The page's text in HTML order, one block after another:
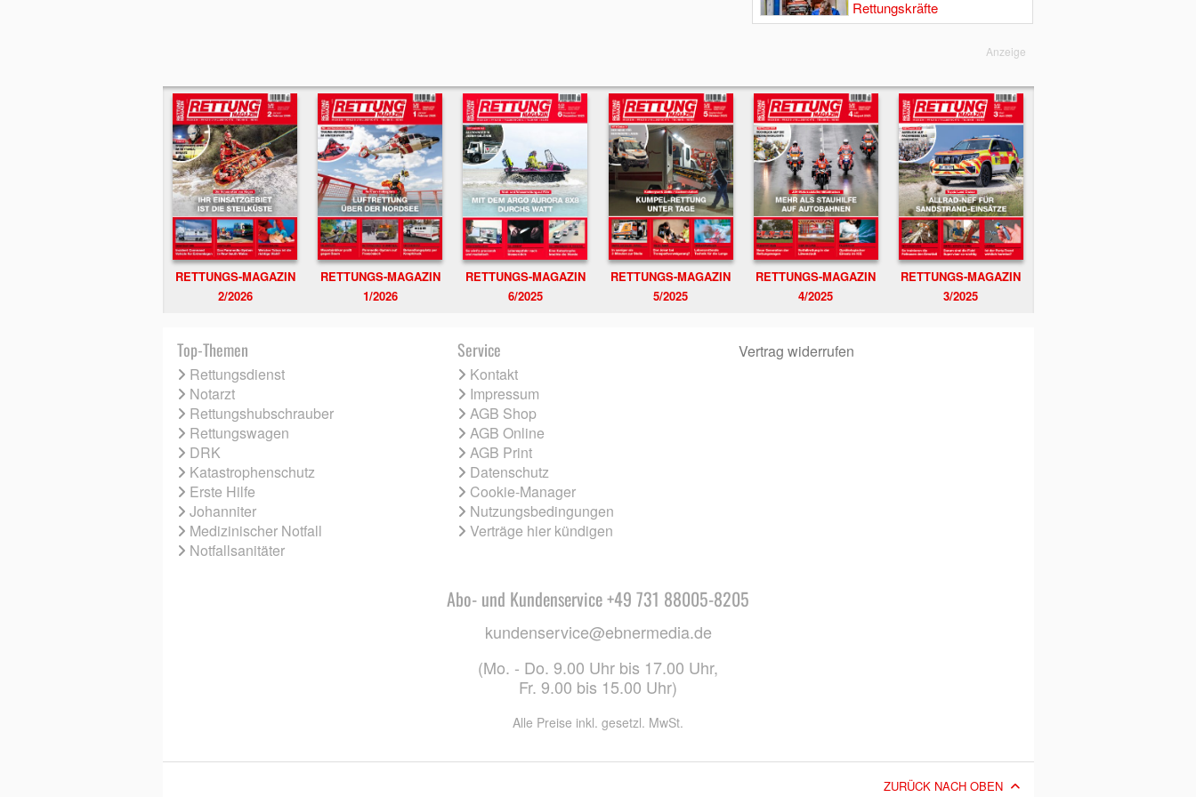
Rettungskräfte
Anzeige
RETTUNGS-MAGAZIN
2/2026
RETTUNGS-MAGAZIN
1/2026
RETTUNGS-MAGAZIN
6/2025
RETTUNGS-MAGAZIN
5/2025
RETTUNGS-MAGAZIN
4/2025
RETTUNGS-MAGAZIN
3/2025
Top-Themen
Rettungsdienst
Notarzt
Rettungshubschrauber
Rettungswagen
DRK
Katastrophenschutz
Erste Hilfe
Johanniter
Medizinischer Notfall
Notfallsanitäter
Service
Kontakt
Impressum
AGB Shop
AGB Online
AGB Print
Datenschutz
Cookie-Manager
Nutzungsbedingungen
Verträge hier kündigen
Vertrag widerrufen
Abo- und Kundenservice +49 731 88005-8205
kundenservice@ebnermedia.de
(Mo. - Do. 9.00 Uhr bis 17.00 Uhr,
Fr. 9.00 bis 15.00 Uhr)
Alle Preise inkl. gesetzl. MwSt.
ZURÜCK NACH OBEN